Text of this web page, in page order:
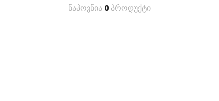
ნაპოვნია0 პროდუქტი